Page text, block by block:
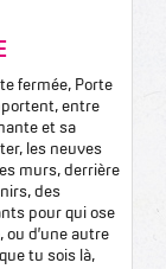
fermée, Porte
entre
et sa
les neuves
murs, derrière
des
pour qui ose
ou d’une autre
tu sois là,